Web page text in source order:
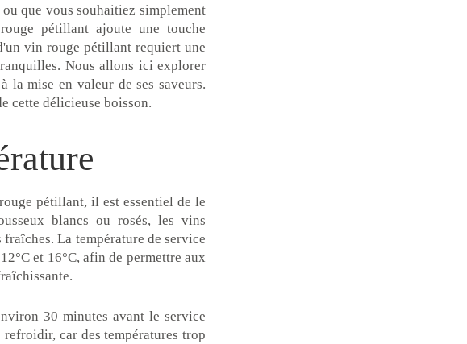
que vous souhaitiez simplement
pétillant ajoute une touche
vin rouge pétillant requiert une
Nous allons ici explorer
mise en valeur de ses saveurs.
cette délicieuse boisson.
pétillant, il est essentiel de le
blancs ou rosés, les vins
La température de service
et 16°C, afin de permettre aux
30 minutes avant le service
car des températures trop